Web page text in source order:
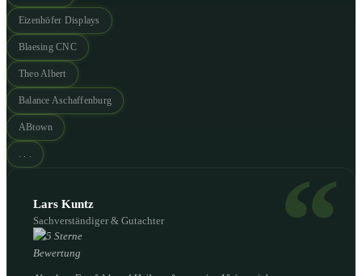
Eizenhöfer Displays
Blaesing CNC
Theo Albert
Balance Aschaffenburg
ABtown
. . .
Lars Kuntz
Sachverständiger & Gutachter